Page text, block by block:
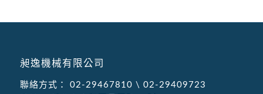
昶逸機械有限公司
聯絡方式： 02-29467810 \ 02-29409723